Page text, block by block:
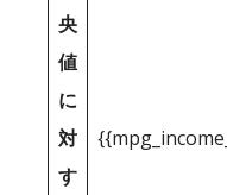
央
値
に
対
す